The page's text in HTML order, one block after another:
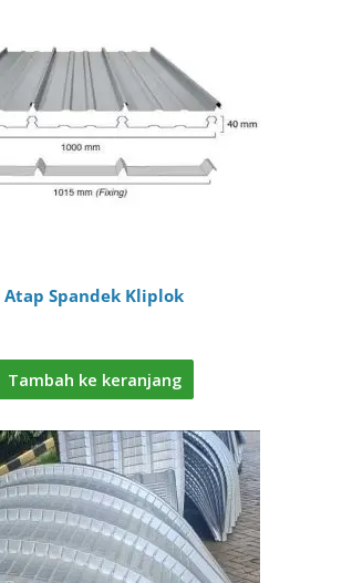
Atap Spandek Kliplok
Tambah ke keranjang